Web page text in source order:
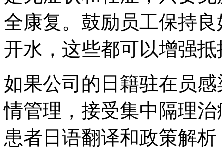
全康复。鼓励员工保持
开水，这些都可以增强
如果公司的日籍驻在员
情管理，接受集中隔理
患者日语翻译和政策解